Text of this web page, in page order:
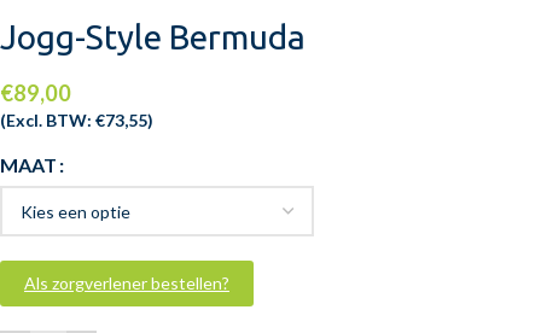
Jogg-Style Bermuda
€89,00
(Excl. BTW: €73,55)
MAAT
Als zorgverlener bestellen?